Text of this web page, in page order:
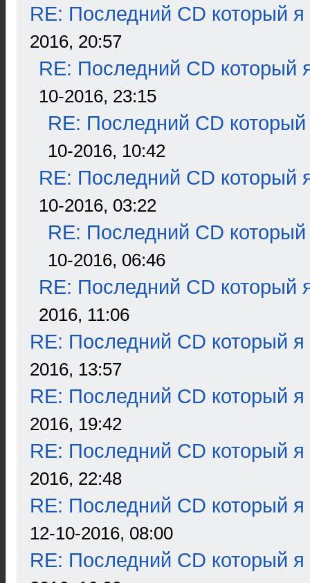
RE: Последний CD который я
2016, 20:57
RE: Последний CD который
10-2016, 23:15
RE: Последний CD который
10-2016, 10:42
RE: Последний CD который
10-2016, 03:22
RE: Последний CD который
10-2016, 06:46
RE: Последний CD который
2016, 11:06
RE: Последний CD который я
2016, 13:57
RE: Последний CD который я
2016, 19:42
RE: Последний CD который я
2016, 22:48
RE: Последний CD который я
12-10-2016, 08:00
RE: Последний CD который я